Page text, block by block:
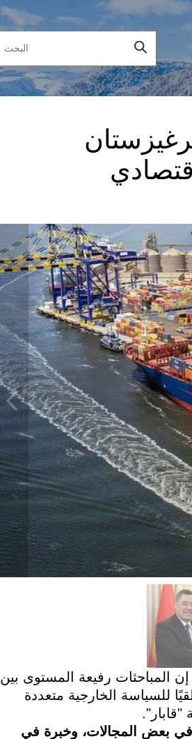
إن المباحثات رفيعة المستوى بين
للسياسة الخارجية متعددة
"قابار".
في بعض المجالات، وخبرة في